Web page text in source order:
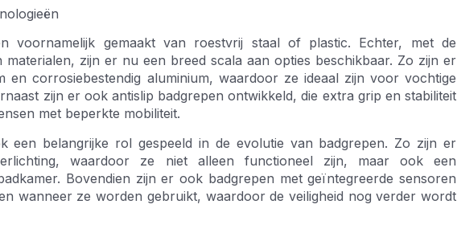
voornamelijk gemaakt van roestvrij staal of plastic. Echter, met de
zijn er nu een breed scala aan opties beschikbaar. Zo zijn er
en corrosiebestendig aluminium, waardoor ze ideaal zijn voor vochtige
zijn er ook antislip badgrepen ontwikkeld, die extra grip en stabiliteit
met beperkte mobiliteit.
een belangrijke rol gespeeld in de evolutie van badgrepen. Zo zijn er
waardoor ze niet alleen functioneel zijn, maar ook een
Bovendien zijn er ook badgrepen met geïntegreerde sensoren
wanneer ze worden gebruikt, waardoor de veiligheid nog verder wordt